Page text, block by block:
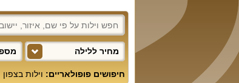
מחיר ללילה
חיפושים פופולאריים: וילות בצפון